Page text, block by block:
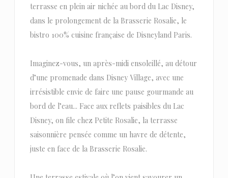
terrasse en plein air nichée au bord du Lac Disney,
dans le prolongement de la Brasserie Rosalie, le
bistro 100% cuisine française de Disneyland Paris.
Imaginez-vous, un après-midi ensoleillé, au détour
d’une promenade dans Disney Village, avec une
irrésistible envie de faire une pause gourmande au
bord de l’eau... Face aux reflets paisibles du Lac
Disney, on file chez Petite Rosalie, la terrasse
saisonnière pensée comme un havre de détente,
juste en face de la Brasserie Rosalie.